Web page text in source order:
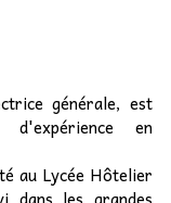
générale, est
en
au Lycée Hôtelier